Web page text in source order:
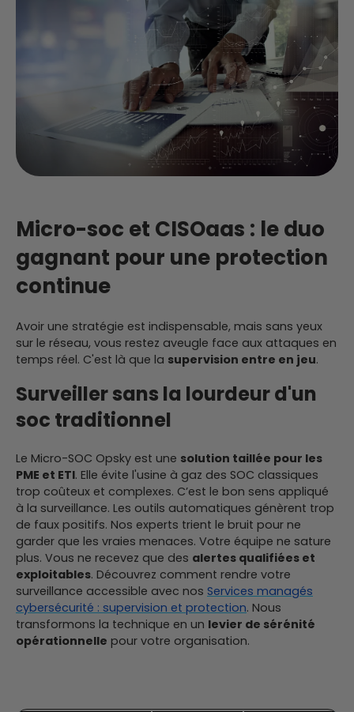
Micro-soc et CISOaas : le duo
gagnant pour une protection
continue
Avoir une stratégie est indispensable, mais sans yeux
sur le réseau, vous restez aveugle face aux attaques en
temps réel. C'est là que la supervision entre en jeu.
Surveiller sans la lourdeur d'un
soc traditionnel
Le Micro-SOC Opsky est une solution taillée pour les
PME et ETI. Elle évite l'usine à gaz des SOC classiques
trop coûteux et complexes. C’est le bon sens appliqué
à la surveillance. Les outils automatiques génèrent trop
de faux positifs. Nos experts trient le bruit pour ne
garder que les vraies menaces. Votre équipe ne sature
plus. Vous ne recevez que des alertes qualifiées et
exploitables. Découvrez comment rendre votre
surveillance accessible avec nos Services managés
cybersécurité : supervision et protection. Nous
transformons la technique en un levier de sérénité
opérationnelle pour votre organisation.